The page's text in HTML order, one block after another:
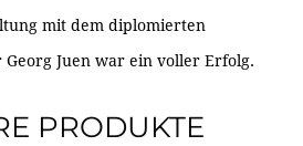
mit dem diplomierten
Juen war ein voller Erfolg.
PRODUKTE